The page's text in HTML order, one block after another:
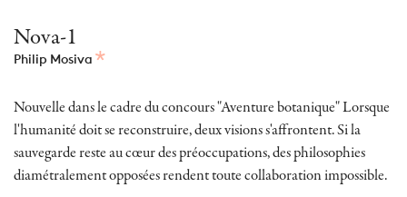
Nova-1
Philip Mosiva
Nouvelle dans le cadre du concours "Aventure botanique" Lorsque
l'humanité doit se reconstruire, deux visions s'affrontent. Si la
sauvegarde reste au cœur des préoccupations, des philosophies
diamétralement opposées rendent toute collaboration impossible.